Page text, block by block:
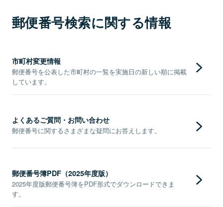
郵便番号検索に関する情報
市町村変更情報
郵便番号を公表した市町村の一覧を実施日の新しい順に掲載
しています。
よくあるご質問・お問い合わせ
郵便番号に関するさまざまな疑問にお答えします。
郵便番号簿PDF（2025年度版）
2025年度版郵便番号簿をPDF形式でダウンロードできま
す。